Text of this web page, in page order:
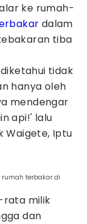
ke rumah-
dalam
tiba
tidak
hanya oleh
mendengar
api!' lalu
Waigete, Iptu
terbakar di
rata milik
dan